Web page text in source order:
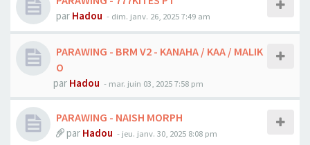
par Hadou - dim. janv. 26, 2025 7:49 am
PARAWING - BRM V2 - KANAHA / KAA / MALIK
O
par Hadou - mar. juin 03, 2025 7:58 pm
PARAWING - NAISH MORPH
par Hadou - jeu. janv. 30, 2025 8:08 pm